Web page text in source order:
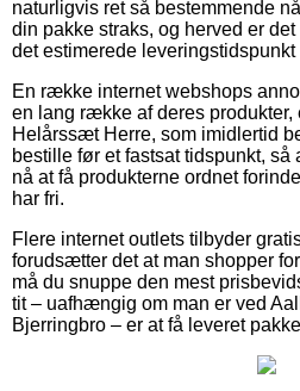
naturligvis ret så bestemmende
din pakke straks, og herved er
det estimerede
En række internet webshops
en lang række af deres
Helårssæt Herre, som imidlertid
bestille før et fastsat tidspunkt, så
nå at få produkterne ordnet
har fri.
Flere internet outlets tilbyder
forudsætter det at man shopper
må du snuppe den mest
tit – uafhængig om man er ved
Bjerringbro – er at få leveret